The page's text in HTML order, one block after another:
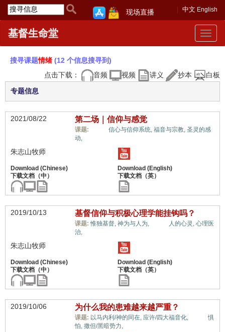
中文 English
现场直播
Toggle
基督生命堂
搜寻课题情绪 (12 个信息搜寻到)
点击下载：
音频 视频 讲义 抄本 白板
专题信息
2021/08/22 第二场｜信仰与感觉
课题: 信心与信仰系统, 福音与宗教, 圣灵的感
动,
朱志山牧师
2019/10/13 基督信仰与积极心理学能挂钩吗？
课题:惟独基督, 神为与人为, 人的心灵, 心理医
治,
朱志山牧师
2019/10/06 为什么我的患难越来越严重？
课题: 以马内利/神的同在, 应许/四大福音化, 情绪,惧
怕, 撒但/黑暗势力,